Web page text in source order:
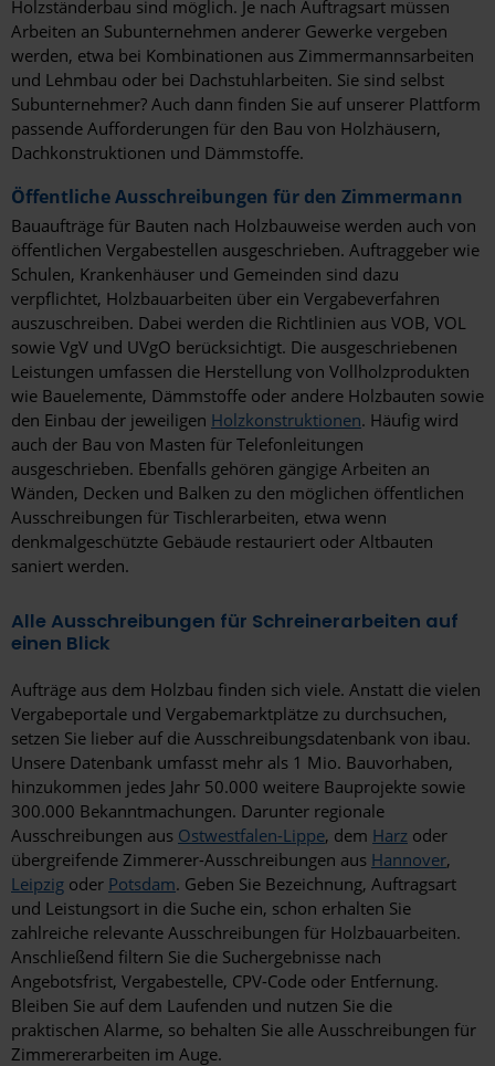
Potsdam
Pulheim
Ratingen
Remscheid
Reutlingen
Rheine
Rosenheim
Rostock
Rotenburg (Wümme)
Rüsselsheim am Main
Saarbrücken
Saarlouis
Salzgitter
Schweinfurt
Schwerin
Selm
Senftenberg
Siegen
Solingen
Stendal
Stolberg
Stralsund
Holzständerbau sind möglich. Je nach Auftragsart müssen
Arbeiten an Subunternehmen anderer Gewerke vergeben
werden, etwa bei Kombinationen aus Zimmermannsarbeiten
und Lehmbau oder bei Dachstuhlarbeiten. Sie sind selbst
Subunternehmer? Auch dann finden Sie auf unserer Plattform
passende Aufforderungen für den Bau von Holzhäusern,
Dachkonstruktionen und Dämmstoffe.
Öffentliche Ausschreibungen für den Zimmermann
Bauaufträge für Bauten nach Holzbauweise werden auch von
öffentlichen Vergabestellen ausgeschrieben. Auftraggeber wie
Schulen, Krankenhäuser und Gemeinden sind dazu
verpflichtet, Holzbauarbeiten über ein Vergabeverfahren
auszuschreiben. Dabei werden die Richtlinien aus VOB, VOL
sowie VgV und UVgO berücksichtigt. Die ausgeschriebenen
Leistungen umfassen die Herstellung von Vollholzprodukten
wie Bauelemente, Dämmstoffe oder andere Holzbauten sowie
den Einbau der jeweiligen Holzkonstruktionen. Häufig wird
auch der Bau von Masten für Telefonleitungen
ausgeschrieben. Ebenfalls gehören gängige Arbeiten an
Wänden, Decken und Balken zu den möglichen öffentlichen
Ausschreibungen für Tischlerarbeiten, etwa wenn
denkmalgeschützte Gebäude restauriert oder Altbauten
saniert werden.
Alle Ausschreibungen für Schreinerarbeiten auf
einen Blick
Aufträge aus dem Holzbau finden sich viele. Anstatt die vielen
Vergabeportale und Vergabemarktplätze zu durchsuchen,
setzen Sie lieber auf die Ausschreibungsdatenbank von ibau.
Unsere Datenbank umfasst mehr als 1 Mio. Bauvorhaben,
hinzukommen jedes Jahr 50.000 weitere Bauprojekte sowie
300.000 Bekanntmachungen. Darunter regionale
Ausschreibungen aus Ostwestfalen-Lippe, dem Harz oder
übergreifende Zimmerer-Ausschreibungen aus Hannover,
Leipzig oder Potsdam. Geben Sie Bezeichnung, Auftragsart
und Leistungsort in die Suche ein, schon erhalten Sie
zahlreiche relevante Ausschreibungen für Holzbauarbeiten.
Anschließend filtern Sie die Suchergebnisse nach
Angebotsfrist, Vergabestelle, CPV-Code oder Entfernung.
Bleiben Sie auf dem Laufenden und nutzen Sie die
praktischen Alarme, so behalten Sie alle Ausschreibungen für
Zimmererarbeiten im Auge.